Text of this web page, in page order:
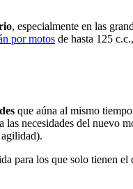
, especialmente en las
por motos de hasta 125
que aúna al mismo
necesidades del nuevo
para los que solo tienen